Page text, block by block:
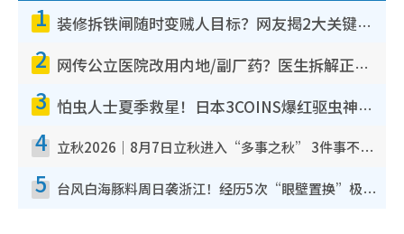
1 装修拆铁闸随时变贼人目标？网友揭2大关键用途：装新款等于白装？附新旧铁闸分别
2 网传公立医院改用内地/副厂药？医生拆解正副厂分别，揭4类人换药随时出事
3 怕虫人士夏季救星！日本3COINS爆红驱虫神器$45起 1招“全程免触碰”轻松搞定小强
4 立秋2026｜8月7日立秋进入“多事之秋” 3件事不可做！专家教6招开运 清杂物／钱包纳气接好运
5 台风白海豚料周日袭浙江！经历5次“眼壁置换”极罕见 成登陆内地最长途台风